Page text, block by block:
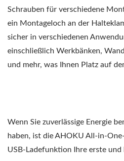
Schrauben für verschiedene
ein Montageloch an der
sicher in verschiedenen
einschließlich Werkbänken,
und mehr, was Ihnen Platz auf
Wenn Sie zuverlässige Energie
haben, ist die AHOKU All-in-
USB-Ladefunktion Ihre erste und